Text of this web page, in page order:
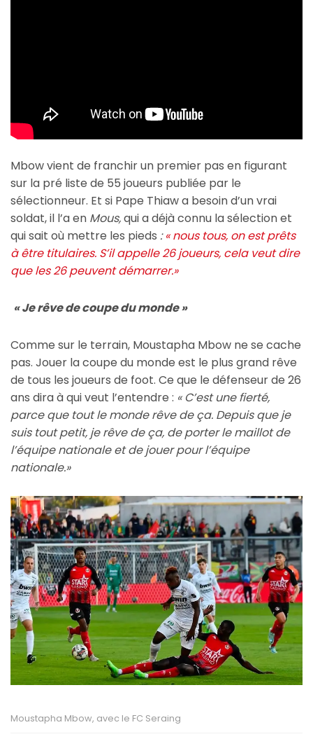
Mbow vient de franchir un premier pas en figurant
sur la pré liste de 55 joueurs publiée par le
sélectionneur. Et si Pape Thiaw a besoin d’un vrai
soldat, il l’a en Mous,qui a déjà connu la sélection et
qui sait où mettre les pieds :« nous tous, on est prêts
à être titulaires. S’il appelle 26 joueurs, cela veut dire
que les 26 peuvent démarrer.»
« Je rêve de coupe du monde »
Comme sur le terrain, Moustapha Mbow ne se cache
pas. Jouer la coupe du monde est le plus grand rêve
de tous les joueurs de foot. Ce que le défenseur de 26
ans dira à qui veut l’entendre : « C’est une fierté,
parce que tout le monde rêve de ça. Depuis que je
suis tout petit, je rêve de ça, de porter le maillot de
l’équipe nationale et de jouer pour l’équipe
nationale.»
Moustapha Mbow, avec le FC Seraing